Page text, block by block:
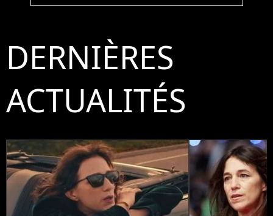
DERNIÈRES
ACTUALITÉS